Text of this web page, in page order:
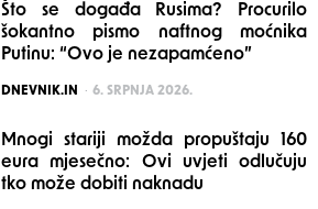
Što se događa Rusima? Procurilo
šokantno pismo naftnog moćnika
Putinu: “Ovo je nezapamćeno”
POSTED
DNEVNIK.IN 6. SRPNJA 2026.
Mnogi stariji možda propuštaju 160
eura mjesečno: Ovi uvjeti odlučuju
tko može dobiti naknadu